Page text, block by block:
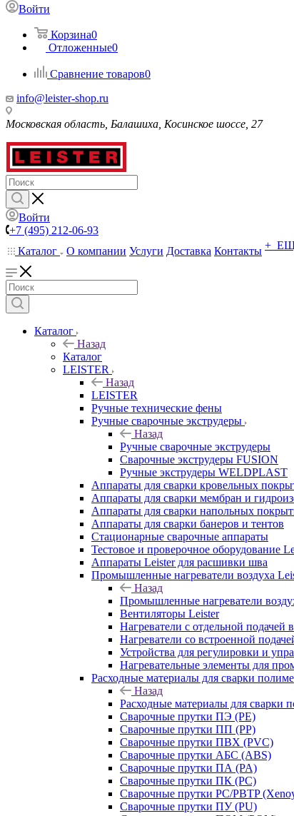
Войти
Корзина0
Отложенные0
Сравнение товаров0
info@leister-shop.ru
Московская область, Балашиха, Косинское шоссе, 27
Войти
+7 (495) 212-06-93
Каталог
О компании Услуги Доставка Контакты +
Каталог
Назад
Каталог
LEISTER
Назад
LEISTER
Ручные технические фены
Ручные сварочные экструдеры
Назад
Ручные сварочные экструдеры
Сварочные экструдеры FUSION
Ручные экструдеры WELDPLAST
Аппараты для сварки кровельных
Аппараты для сварки мембран и
Аппараты для сварки напольных
Аппараты для сварки банеров и тентов
Стационарные сварочные аппараты
Тестовое и проверочное оборудование
Аппараты Leister для расшивки шва
Промышленные нагреватели воздуха
Назад
Промышленные нагреватели
Вентиляторы Leister
Нагреватели с отдельной подачей
Нагреватели со встроенной
Устройства для регулировки и
Нагревательные элементы для
Расходные материалы для сварки
Назад
Расходные материалы для сварки
Сварочные прутки ПЭ (PE)
Сварочные прутки ПП (PP)
Сварочные прутки ПВХ (PVC)
Сварочные прутки АБС (ABS)
Сварочные прутки ПА (PA)
Сварочные прутки ПК (PC)
Сварочные прутки PC/PBTP
Сварочные прутки ПУ (PU)